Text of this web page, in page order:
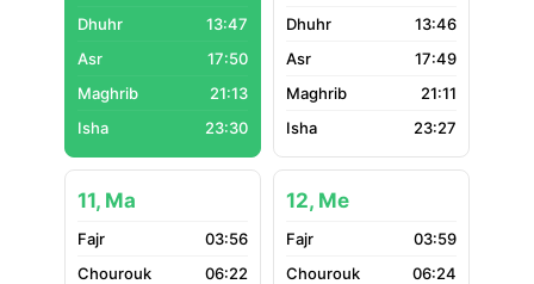
13:47
17:50
21:13
23:30
13:46
17:49
21:11
23:27
11, Ma
03:56
06:22
12, Me
03:59
06:24